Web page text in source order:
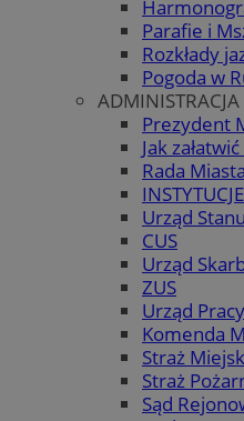
Parafie i
Rozkłady
Pogoda w
ADMINISTRACJA
Prezydent
Jak
Rada Miasta
INSTYTUCJE
Urząd
CUS
Urząd
ZUS
Urząd Pracy
Komenda
Straż
Straż
Sąd